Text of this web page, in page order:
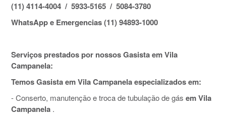
(11) 4114-4004 / 5933-5165 / 5084-3780
WhatsApp e Emergencias (11) 94893-1000
Serviços prestados por nossos Gasista em Vila
Campanela:
Temos Gasista em Vila Campanela especializados em:
- Conserto, manutenção e troca de tubulação de gás em Vila
Campanela .